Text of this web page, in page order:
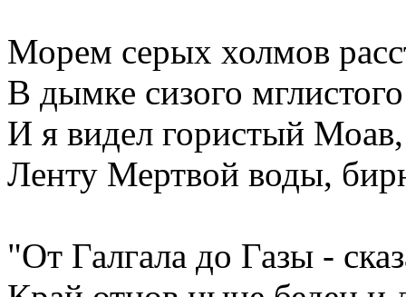
Морем серых холмов
В дымке сизого
И я видел гористый
Ленту Мертвой воды,
"От Галгала до Газы -